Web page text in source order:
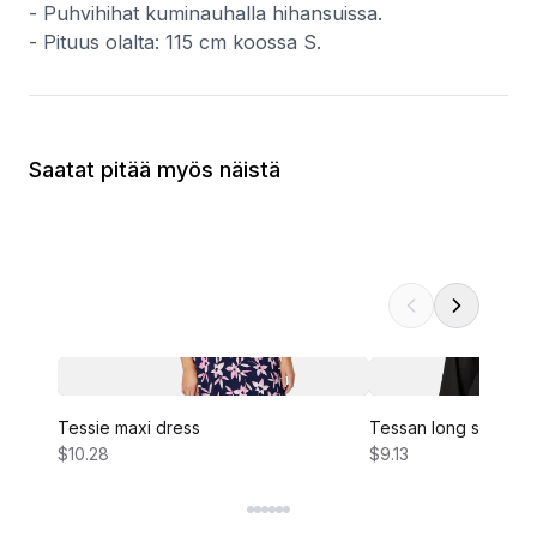
- Puhvihihat kuminauhalla hihansuissa.
- Pituus olalta: 115 cm koossa S.
Saatat pitää myös näistä
Tessie maxi dress
$10.28
Tessan long sleeve
$9.13